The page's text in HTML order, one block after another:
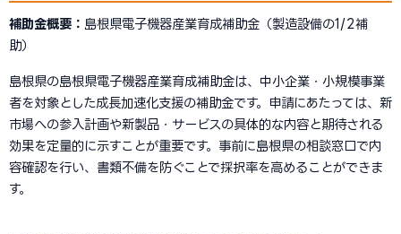
補助金概要： 島根県電子機器産業育成補助金（製造設備の1/2補
助）
島根県の島根県電子機器産業育成補助金は、中小企業・小規模事業
者を対象とした成長加速化支援の補助金です。申請にあたっては、新
市場への参入計画や新製品・サービスの具体的な内容と期待される
効果を定量的に示すことが重要です。事前に島根県の相談窓口で内
容確認を行い、書類不備を防ぐことで採択率を高めることができま
す。